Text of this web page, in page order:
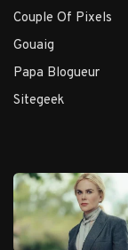
Couple Of Pixels
Gouaig
Papa Blogueur
Sitegeek